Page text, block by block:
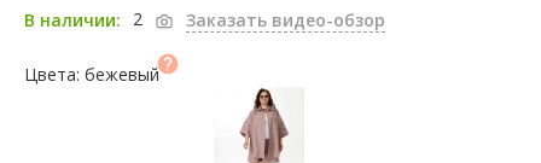
В наличии: 2 Заказать видео-обзор
Цвета: бежевый